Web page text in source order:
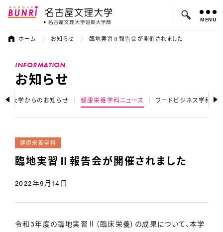
名古屋文理大学 名古屋文理大
よく検索されているキーワード：
MENU
ホーム お知らせ 臨地実習Ⅱ報告会が開催されました
INFORMATION
お知らせ
大学からのお知らせ 健康栄養学科ニュース フードビジネス学科ニ
健康栄養学科
臨地実習Ⅱ報告会が開催されました
2022年9月14日
令和3年度の臨地実習Ⅱ（臨床栄養）の成果について、本学